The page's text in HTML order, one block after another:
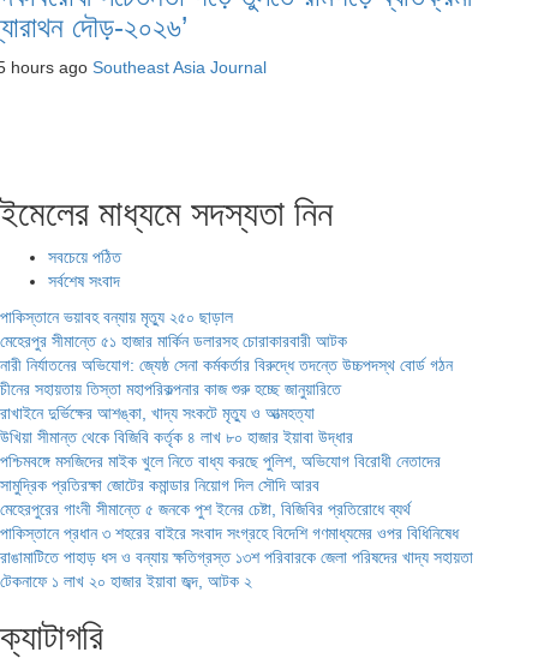
দৌড়-২০২৬’
hours ago Southeast Asia Journal
ইমেলের মাধ্যমে সদস্যতা নিন
সবচেয়ে পঠিত
সর্বশেষ সংবাদ
পাকিস্তানে ভয়াবহ বন্যায় মৃত্যু ২৫০ ছাড়াল
মেহেরপুর সীমান্তে ৫১ হাজার মার্কিন ডলারসহ চোরাকারবারী আটক
নারী নির্যাতনের অভিযোগ: জ্যেষ্ঠ সেনা কর্মকর্তার বিরুদ্ধে তদন্তে উচ্চপদস্থ বোর্ড গঠন
চীনের সহায়তায় তিস্তা মহাপরিকল্পনার কাজ শুরু হচ্ছে জানুয়ারিতে
রাখাইনে দুর্ভিক্ষের আশঙ্কা, খাদ্য সংকটে মৃত্যু ও আত্মহত্যা
উখিয়া সীমান্ত থেকে বিজিবি কর্তৃক ৪ লাখ ৮০ হাজার ইয়াবা উদ্ধার
পশ্চিমবঙ্গে মসজিদের মাইক খুলে নিতে বাধ্য করছে পুলিশ, অভিযোগ বিরোধী নেতাদের
সামুদ্রিক প্রতিরক্ষা জোটের কমান্ডার নিয়োগ দিল সৌদি আরব
মেহেরপুরের গাংনী সীমান্তে ৫ জনকে পুশ ইনের চেষ্টা, বিজিবির প্রতিরোধে ব্যর্থ
পাকিস্তানে প্রধান ৩ শহরের বাইরে সংবাদ সংগ্রহে বিদেশি গণমাধ্যমের ওপর বিধিনিষেধ
রাঙামাটিতে পাহাড় ধস ও বন্যায় ক্ষতিগ্রস্ত ১৩শ পরিবারকে জেলা পরিষদের খাদ্য সহায়তা
টেকনাফে ১ লাখ ২০ হাজার ইয়াবা জব্দ, আটক ২
ক্যাটাগরি